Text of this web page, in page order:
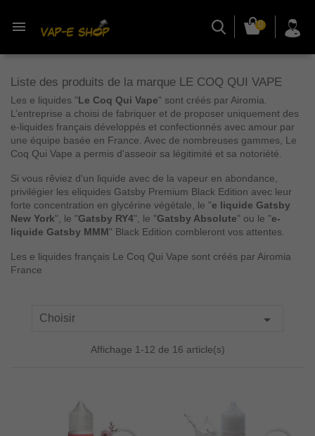
 0
Liste des produits de la marque LE COQ QUI VAPE
Les e liquides "Le Coq Qui Vape" sont créés par Airomia.
L’entreprise a choisi de fabriquer et de proposer uniquement des
e-liquides français développés et confectionnés avec amour par
une équipe basée en France. Avec de nombreuses gammes, Le
Coq Qui Vape a permis d'asseoir sa légitimité et sa notoriété.
Si vous rêviez d'un liquide avec de la vapeur en abondance,
privilégier les eliquides Gatsby Premium Black Edition avec leur
forte concentration en glycérine végétale, le "e liquide Gatsby
New York", le "Gatsby RY4", le "Gatsby Absolute" ou le "e-
liquide Gatsby MMM" Black Edition combleront vos attentes.
Les e liquides français Le Coq Qui Vape sont créés par Airomia
France
Choisir 
Affichage 1-12 de 16 article(s)